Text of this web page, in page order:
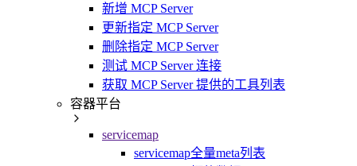
新增 MCP Server
更新指定 MCP Server
删除指定 MCP Server
测试 MCP Server 连接
获取 MCP Server 提供的工具列表
容器平台
servicemap
servicemap全量meta列表